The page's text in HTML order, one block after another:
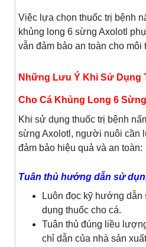
Việc lựa chọn thuốc trị bệnh
khủng long 6 sừng Axolotl
vẫn đảm bảo an toàn cho môi
Những Lưu Ý Khi Sử Dụng
Cho Cá Khủng Long 6
Khi sử dụng thuốc trị bệnh
sừng Axolotl, người nuôi cần
đảm bảo hiệu quả và an toàn:
Tuân thủ hướng dẫn sử
Luôn đọc kỹ hướng
dụng thuốc cho cá.
Tuân thủ đúng liều
chỉ dẫn của nhà sản